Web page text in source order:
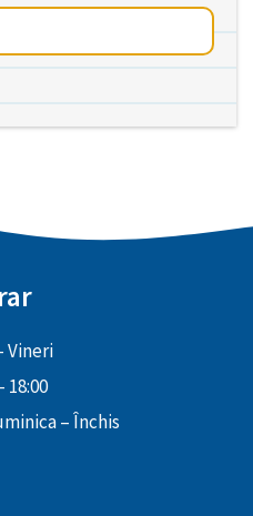
Vineri
18:00
– Închis